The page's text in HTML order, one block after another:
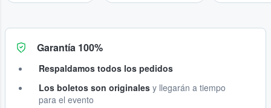
Garantía 100%
Respaldamos todos los pedidos
Los boletos son originales y llegarán a tiempo
para el evento